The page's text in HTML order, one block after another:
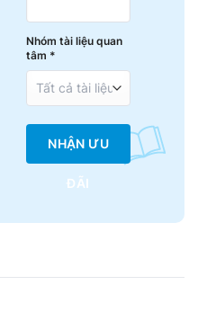
Nhóm tài liệu quan
tâm *
NHẬN ƯU
ĐÃI